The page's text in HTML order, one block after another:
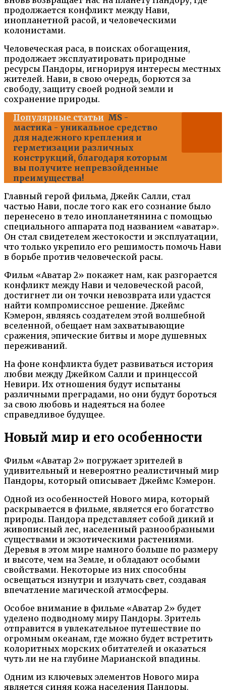
продолжается конфликт между Нави,
инопланетной расой, и человеческими
колонистами.
Человеческая раса, в поисках обогащения,
продолжает эксплуатировать природные
ресурсы Пандоры, игнорируя интересы местных
жителей. Нави, в свою очередь, борются за
свободу, защиту своей родной земли и
сохранение природы.
Популярные статьи MS -
мастика - уникальное средство
для надежного крепления и
герметизации различных
конструкций, благодаря которым
вы получите непревзойденные
преимущества!
Главный герой фильма, Джейк Салли, стал
частью Нави, после того как его сознание было
перенесено в тело инопланетянина с помощью
специального аппарата под названием «аватар».
Он стал свидетелем жестокости и эксплуатации,
что только укрепило его решимость помочь Нави
в борьбе против человеческой расы.
Фильм «Аватар 2» покажет нам, как разгорается
конфликт между Нави и человеческой расой,
достигнет ли он точки невозврата или удастся
найти компромиссное решение. Джеймс
Кэмерон, являясь создателем этой волшебной
вселенной, обещает нам захватывающие
сражения, эпические битвы и море душевных
переживаний.
На фоне конфликта будет развиваться история
любви между Джейком Салли и принцессой
Невири. Их отношения будут испытаны
различными преградами, но они будут бороться
за свою любовь и надеяться на более
справедливое будущее.
Новый мир и его особенности
Фильм «Аватар 2» погружает зрителей в
удивительный и невероятно реалистичный мир
Пандоры, который описывает Джеймс Кэмерон.
Одной из особенностей Нового мира, который
раскрывается в фильме, является его богатство
природы. Пандора представляет собой дикий и
живописный лес, населенный разнообразными
существами и экзотическими растениями.
Деревья в этом мире намного больше по размеру
и высоте, чем на Земле, и обладают особыми
свойствами. Некоторые из них способны
освещаться изнутри и излучать свет, создавая
впечатление магической атмосферы.
Особое внимание в фильме «Аватар 2» будет
уделено подводному миру Пандоры. Зритель
отправится в увлекательное путешествие по
огромным океанам, где можно будет встретить
колоритных морских обитателей и оказаться
чуть ли не на глубине Марианской впадины.
Одним из ключевых элементов Нового мира
является синяя кожа населения Пандоры.